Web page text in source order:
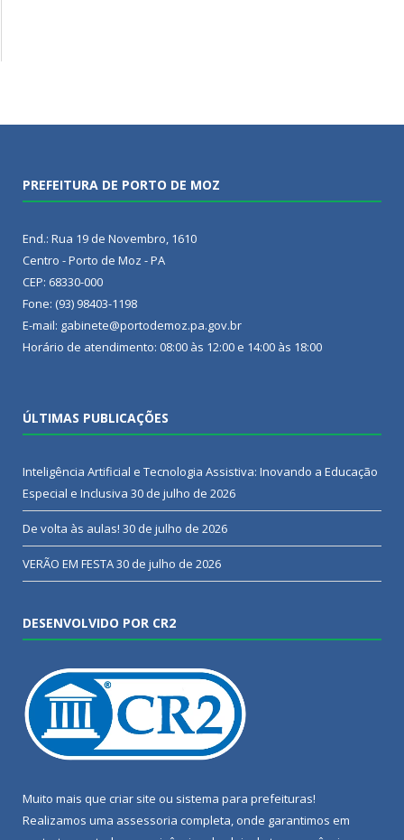
PREFEITURA DE PORTO DE MOZ
End.: Rua 19 de Novembro, 1610
Centro - Porto de Moz - PA
CEP: 68330-000
Fone: (93) 98403-1198
E-mail: gabinete@portodemoz.pa.gov.br
Horário de atendimento: 08:00 às 12:00 e 14:00 às 18:00
ÚLTIMAS PUBLICAÇÕES
Inteligência Artificial e Tecnologia Assistiva: Inovando a Educação
Especial e Inclusiva 30 de julho de 2026
De volta às aulas! 30 de julho de 2026
VERÃO EM FESTA30 de julho de 2026
DESENVOLVIDO POR CR2
Muito mais que criar site ou sistema para prefeituras!
Realizamos uma assessoria completa, onde garantimos em